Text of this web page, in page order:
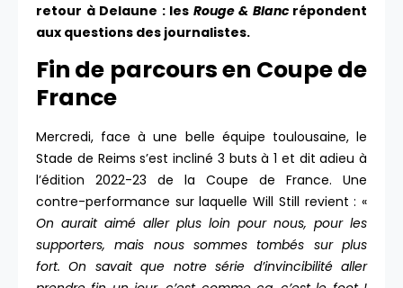
retour à Delaune : les Rouge & Blancrépondent
aux questions des journalistes.
Fin de parcours en Coupe de
France
Mercredi, face à une belle équipe toulousaine, le
Stade de Reims s’est incliné 3 buts à 1 et dit adieu à
l’édition 2022-23 de la Coupe de France. Une
contre-performance sur laquelle Will Still revient : «
On aurait aimé aller plus loin pour nous, pour les
supporters, mais nous sommes tombés sur plus
fort. On savait que notre série d’invincibilité aller